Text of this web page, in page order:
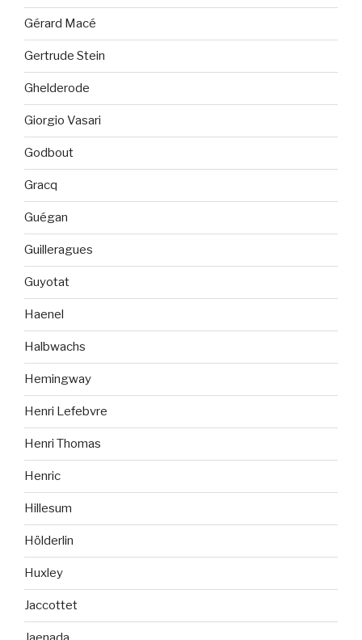
Gérard Macé
Gertrude Stein
Ghelderode
Giorgio Vasari
Godbout
Gracq
Guégan
Guilleragues
Guyotat
Haenel
Halbwachs
Hemingway
Henri Lefebvre
Henri Thomas
Henric
Hillesum
Hölderlin
Huxley
Jaccottet